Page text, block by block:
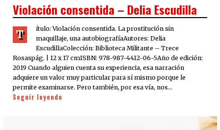
Violación consentida – Delia Escudilla
T
ítulo: Violación consentida. La prostitución sin
maquillaje, una autobiografíaAutores: Delia
EscudillaColección: Biblioteca Militante – Trece
Rosaspág. | 12 x 17 cmISBN: 978-987-4412-06-5Año de edición:
2019 Cuando alguien cuenta su experiencia, esa narración
adquiere un valor muy particular para sí mismo porque le
permite examinarse. Pero también, por esa vía, nos…
Seguir leyendo